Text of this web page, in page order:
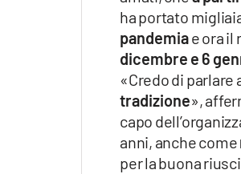
ha portato
pandemiae ora il
dicembre e 6
«Credo di parlare
tradizione»,
capo
anni, anche come
per la buona